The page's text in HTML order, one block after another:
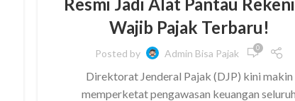
Wajib Pajak Terbaru!
Posted by Admin Bisa Pajak 0
Direktorat Jenderal Pajak (DJP) kini makin
memperketat pengawasan keuangan seluruh